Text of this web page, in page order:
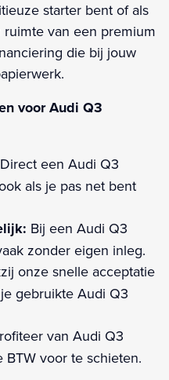
starter bent of als
van een premium
die bij jouw
voor Audi Q3
Direct een Audi Q3
als je pas net bent
Bij een Audi Q3
zonder eigen inleg.
onze snelle acceptatie
gebruikte Audi Q3
van Audi Q3
voor te schieten.